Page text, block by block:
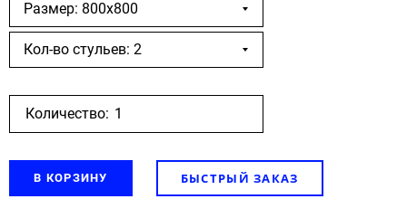
Размер: 800х800
Кол-во стульев: 2
Количество:
В КОРЗИНУ БЫСТРЫЙ ЗАКАЗ